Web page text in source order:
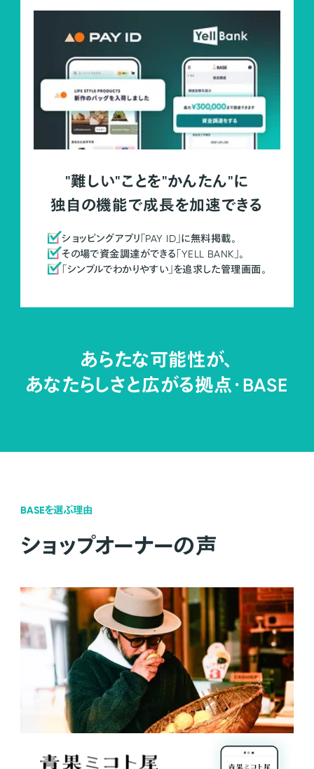
"難しい"ことを"かんたん"に
独自の機能で成長を加速できる
ショッピングアプリ「PAY ID」に無料掲載。
その場で資金調達ができる「YELL BANK」。
「シンプルでわかりやすい」を追求した管理画面。
あらたな可能性が、
あなたらしさと広がる拠点・BASE
BASEを選ぶ理由
ショップオーナーの声